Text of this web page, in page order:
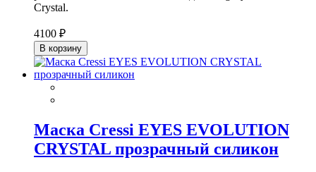
Crystal.
4100 ₽
В корзину
Маска Cressi EYES EVOLUTION
CRYSTAL прозрачный силикон